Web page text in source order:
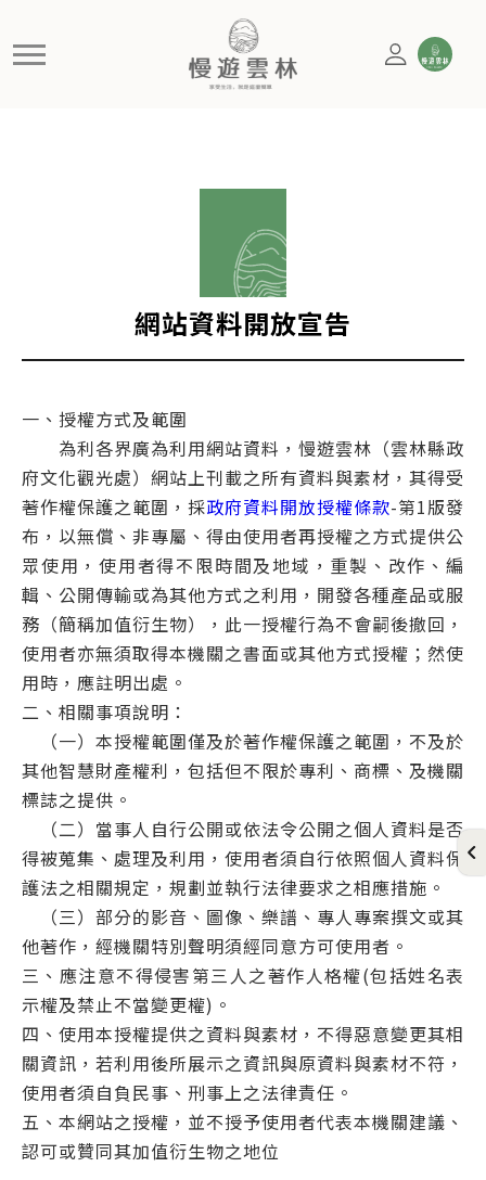
網站資料開放宣告
慢遊雲林，享受生活 就是這麼簡單
網站資料開放宣告
一、授權方式及範圍
為利各界廣為利用網站資料，慢遊雲林（雲林縣政
府文化觀光處）網站上刊載之所有資料與素材，其得受
著作權保護之範圍，採政府資料開放授權條款-第1版發
布，以無償、非專屬、得由使用者再授權之方式提供公
眾使用，使用者得不限時間及地域，重製、改作、編
輯、公開傳輸或為其他方式之利用，開發各種產品或服
務（簡稱加值衍生物），此一授權行為不會嗣後撤回，
使用者亦無須取得本機關之書面或其他方式授權；然使
用時，應註明出處。
二、相關事項說明：
（一）本授權範圍僅及於著作權保護之範圍，不及於
其他智慧財產權利，包括但不限於專利、商標、及機關
標誌之提供。
（二）當事人自行公開或依法令公開之個人資料是否
得被蒐集、處理及利用，使用者須自行依照個人資料保
護法之相關規定，規劃並執行法律要求之相應措施。
（三）部分的影音、圖像、樂譜、專人專案撰文或其
他著作，經機關特別聲明須經同意方可使用者。
三、應注意不得侵害第三人之著作人格權(包括姓名表
示權及禁止不當變更權)。
四、使用本授權提供之資料與素材，不得惡意變更其相
關資訊，若利用後所展示之資訊與原資料與素材不符，
使用者須自負民事、刑事上之法律責任。
五、本網站之授權，並不授予使用者代表本機關建議、
認可或贊同其加值衍生物之地位